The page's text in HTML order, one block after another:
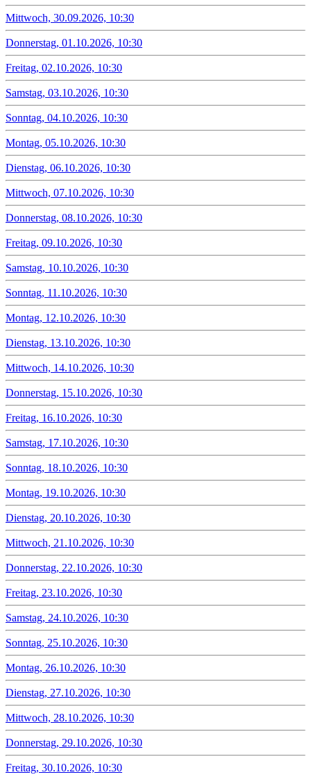
Mittwoch, 30.09.2026, 10:30
Donnerstag, 01.10.2026, 10:30
Freitag, 02.10.2026, 10:30
Samstag, 03.10.2026, 10:30
Sonntag, 04.10.2026, 10:30
Montag, 05.10.2026, 10:30
Dienstag, 06.10.2026, 10:30
Mittwoch, 07.10.2026, 10:30
Donnerstag, 08.10.2026, 10:30
Freitag, 09.10.2026, 10:30
Samstag, 10.10.2026, 10:30
Sonntag, 11.10.2026, 10:30
Montag, 12.10.2026, 10:30
Dienstag, 13.10.2026, 10:30
Mittwoch, 14.10.2026, 10:30
Donnerstag, 15.10.2026, 10:30
Freitag, 16.10.2026, 10:30
Samstag, 17.10.2026, 10:30
Sonntag, 18.10.2026, 10:30
Montag, 19.10.2026, 10:30
Dienstag, 20.10.2026, 10:30
Mittwoch, 21.10.2026, 10:30
Donnerstag, 22.10.2026, 10:30
Freitag, 23.10.2026, 10:30
Samstag, 24.10.2026, 10:30
Sonntag, 25.10.2026, 10:30
Montag, 26.10.2026, 10:30
Dienstag, 27.10.2026, 10:30
Mittwoch, 28.10.2026, 10:30
Donnerstag, 29.10.2026, 10:30
Freitag, 30.10.2026, 10:30